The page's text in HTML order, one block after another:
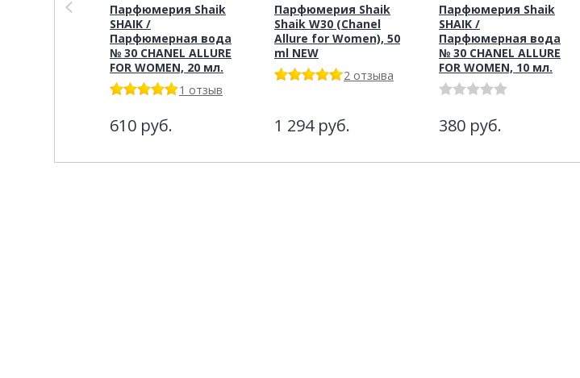
Парфюмерия Shaik
SHAIK /
Парфюмерная вода
№ 30 CHANEL ALLURE
FOR WOMEN, 20 мл.
1 отзыв
610 руб.
Парфюмерия Shaik
Shaik W30 (Chanel
Allure for Women), 50
ml NEW
2 отзыва
1 294 руб.
Парфюмерия Shaik
SHAIK /
Парфюмерная вода
№ 30 CHANEL ALLURE
FOR WOMEN, 10 мл.
380 руб.